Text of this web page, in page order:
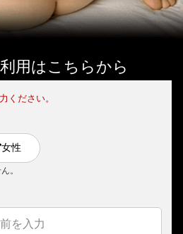
用はこちらから
ください。
女性
。